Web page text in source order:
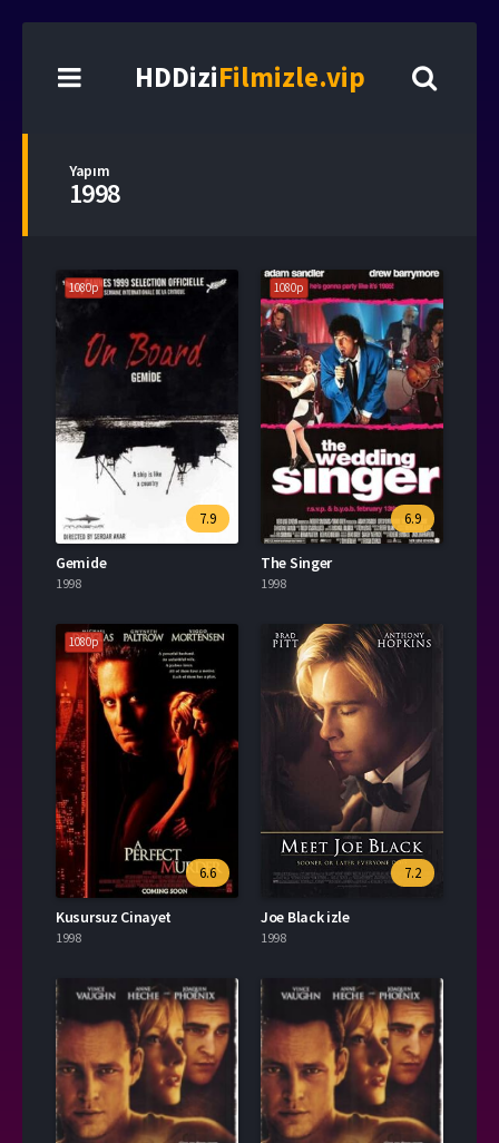
HDDiziFilmizle.vip
Yapım
1998
1080p
7.9
Gemide
1998
1080p
6.9
The Singer
1998
1080p
6.6
Kusursuz Cinayet
1998
7.2
Joe Black izle
1998